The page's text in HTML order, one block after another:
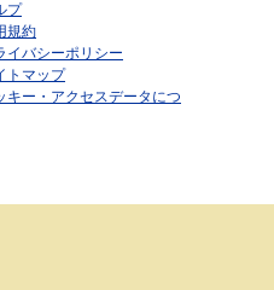
プ
規約
イバシーポリシー
トマップ
キー・アクセスデータにつ